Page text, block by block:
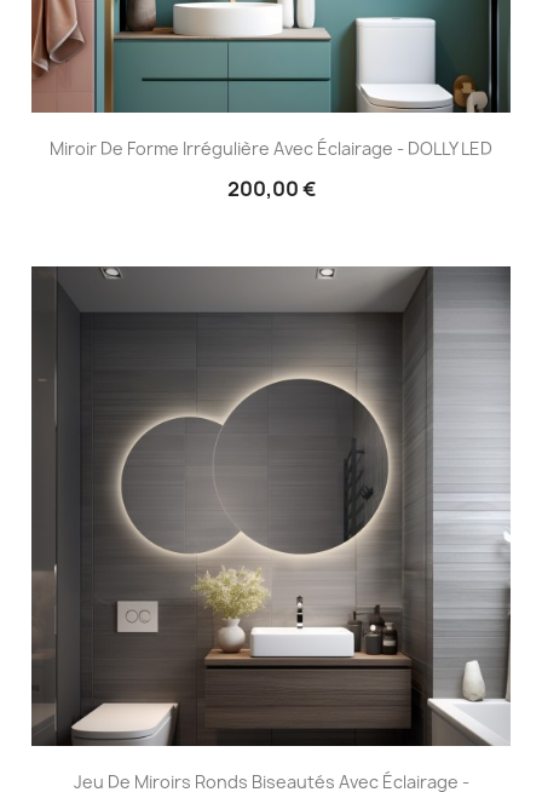
Miroir De Forme Irrégulière Avec Éclairage - DOLLY LED
200,00 €
Jeu De Miroirs Ronds Biseautés Avec Éclairage -